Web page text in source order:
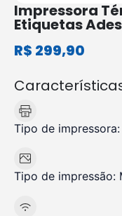
Impressora
Etiquetas
R$ 299,90
Tipo de impressora:
Tipo de impressão: